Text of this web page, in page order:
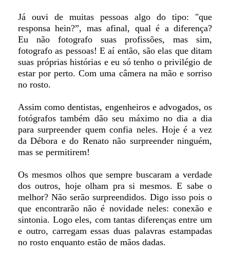
Já ouvi de muitas pessoas algo do tipo: "que
responsa hein?”, mas afinal, qual é a diferença?
Eu não fotografo suas profissões, mas sim,
fotografo as pessoas! E aí então, são elas que ditam
suas próprias histórias e eu só tenho o privilégio de
estar por perto. Com uma câmera na mão e sorriso
no rosto.
Assim como dentistas, engenheiros e advogados, os
fotógrafos também dão seu máximo no dia a dia
para surpreender quem confia neles. Hoje é a vez
da Débora e do Renato não surpreender ninguém,
mas se permitirem!
Os mesmos olhos que sempre buscaram a verdade
dos outros, hoje olham pra si mesmos. E sabe o
melhor? Não serão surpreendidos. Digo isso pois o
que encontrarão não é novidade neles: conexão e
sintonia. Logo eles, com tantas diferenças entre um
e outro, carregam essas duas palavras estampadas
no rosto enquanto estão de mãos dadas.